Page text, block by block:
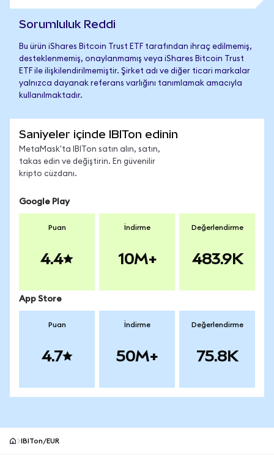
Sorumluluk Reddi
Bu ürün iShares Bitcoin Trust ETF tarafından ihraç edilmemiş,
desteklenmemiş, onaylanmamış veya iShares Bitcoin Trust
ETF ile ilişkilendirilmemiştir. Şirket adı ve diğer ticari markalar
yalnızca dayanak referans varlığını tanımlamak amacıyla
kullanılmaktadır.
Saniyeler içinde IBITon edinin
MetaMask'ta IBITon satın alın, satın,
takas edin ve değiştirin. En güvenilir
kripto cüzdanı.
Google Play
Puan
4.4
İndirme
10M+
Değerlendirme
483.9K
App Store
Puan
4.7
İndirme
50M+
Değerlendirme
75.8K
IBITon/EUR